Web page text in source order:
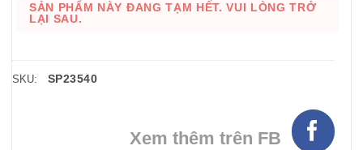
SẢN PHẨM NÀY ĐANG TẠM HẾT. VUI LÒNG TRỞ
LẠI SAU.
SKU: SP23540
Xem thêm trên FB